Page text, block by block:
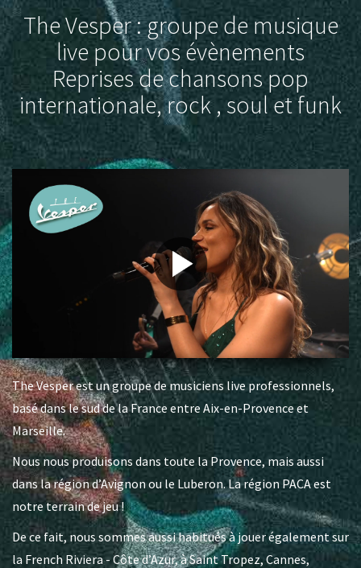
The Vesper : groupe de musique
live pour vos évènements
Reprises de chansons pop
internationale, rock , soul et funk
The Vesper est un groupe de musiciens live professionnels,
basé dans le sud de la France entre Aix-en-Provence et
Marseille.
Nous nous produisons dans toute la Provence, mais aussi
dans la région d’Avignon ou le Luberon. La région PACA est
notre terrain de jeu !
De ce fait, nous sommes aussi habitués à jouer également sur
la French Riviera - Côte d’Azur, à Saint Tropez, Cannes,